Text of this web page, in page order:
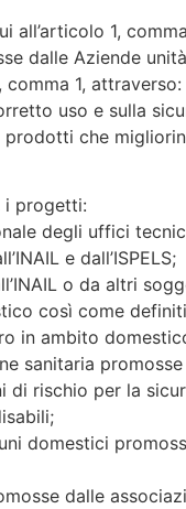
1,
dalle Aziende
1, attraverso:
uso e sulla
che
i progetti:
degli uffici
e dall’ISPELS;
o da altri
così come
in ambito
promosse
rischio per la
domestici
dalle